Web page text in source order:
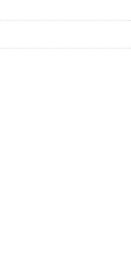
är: